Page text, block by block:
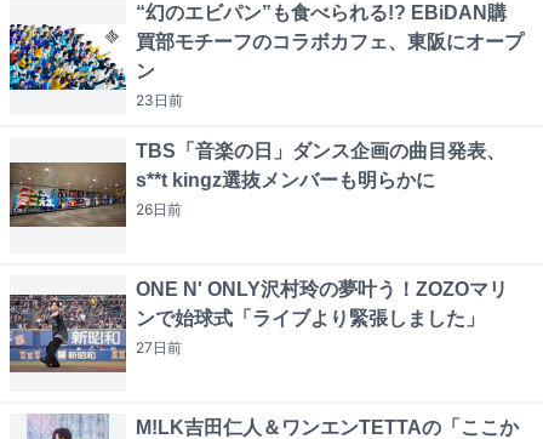
“幻のエビパン”も食べられる!? EBiDAN購
買部モチーフのコラボカフェ、東阪にオープ
ン
23日前
TBS「音楽の日」ダンス企画の曲目発表、
s**t kingz選抜メンバーも明らかに
26日前
ONE N' ONLY沢村玲の夢叶う！ZOZOマリ
ンで始球式「ライブより緊張しました」
27日前
M!LK吉田仁人＆ワンエンTETTAの「ここか